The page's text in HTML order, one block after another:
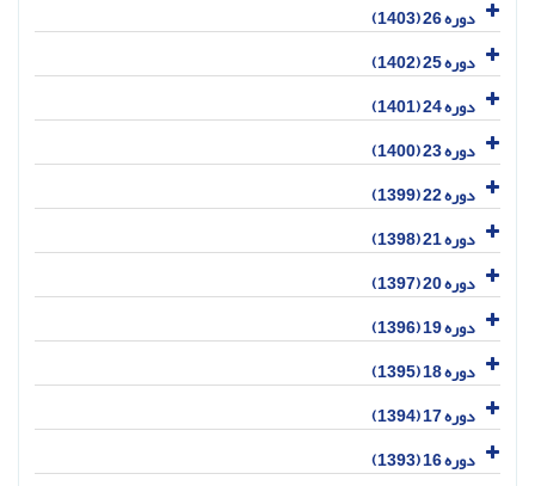
دوره 26 (1403)
دوره 25 (1402)
دوره 24 (1401)
دوره 23 (1400)
دوره 22 (1399)
دوره 21 (1398)
دوره 20 (1397)
دوره 19 (1396)
دوره 18 (1395)
دوره 17 (1394)
دوره 16 (1393)